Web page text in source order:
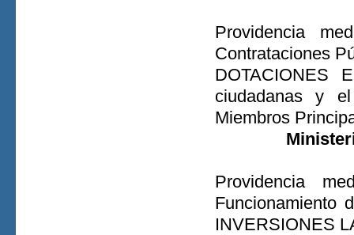
Providencia
Contrataciones
DOTACIONES
ciudadanas y
Miembros
Providencia
Funcionamiento
INVERSIONES